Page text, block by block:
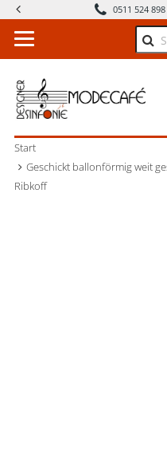
0511 524
Start
Geschickt ballonförmig weit
Ribkoff